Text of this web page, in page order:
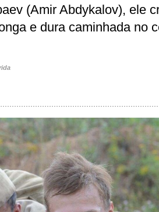
(Amir Abdykalov), ele
e dura caminhada no